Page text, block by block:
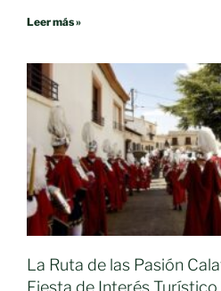
Leer más »
La Ruta de las Pasión
Fiesta de Interés